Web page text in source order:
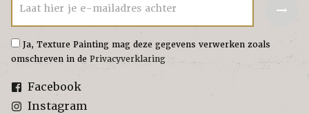
Laat hier je e-mailadres achter →
Ja, Texture Painting mag deze gegevens verwerken zoals
omschreven in de Privacyverklaring
Facebook
Instagram